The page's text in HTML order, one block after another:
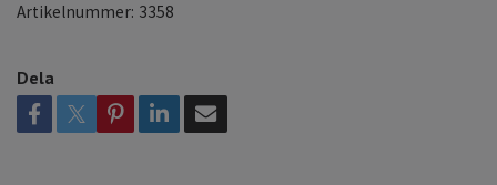
Artikelnummer: 3358
Dela